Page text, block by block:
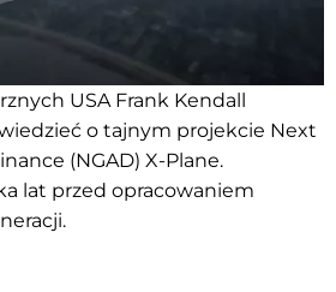
USA Frank Kendall
o tajnym projekcie Next
(NGAD) X-Plane.
lat przed opracowaniem